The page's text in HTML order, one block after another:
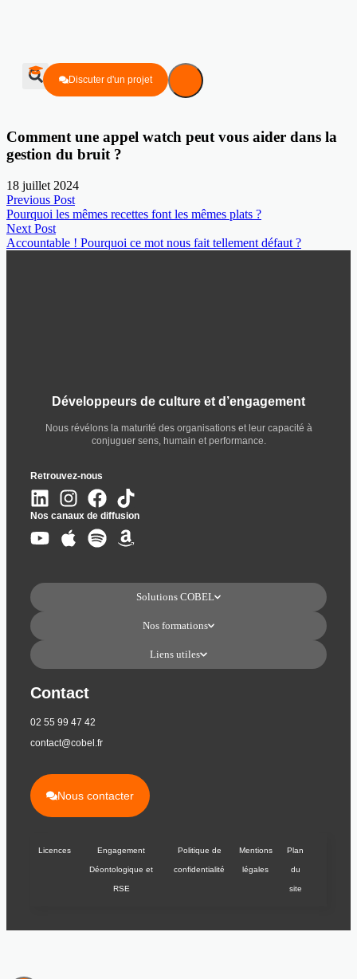
Discuter d'un projet
Comment une appel watch peut vous aider dans la
gestion du bruit ?
18 juillet 2024
Previous Post
Pourquoi les mêmes recettes font les mêmes plats ?
Next Post
Accountable ! Pourquoi ce mot nous fait tellement défaut ?
Développeurs de culture et d’engagement
Nous révélons la maturité des organisations et leur capacité à
conjuguer sens, humain et performance.
Retrouvez-nous
Nos canaux de diffusion
Solutions COBEL
Nos formations
Liens utiles
Contact
02 55 99 47 42
contact@cobel.fr
Nous contacter
Licences Engagement
Déontologique et
RSE
Politique de
confidentialité
Mentions
légales
Plan
du
site